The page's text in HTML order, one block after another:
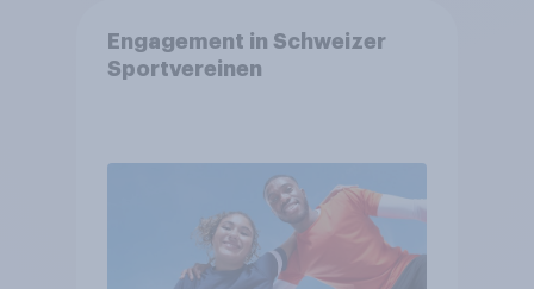
Engagement in Schweizer
Sportvereinen